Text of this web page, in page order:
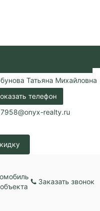
Татьяна Михайловна
телефон
realty.ru
Заказать звонок